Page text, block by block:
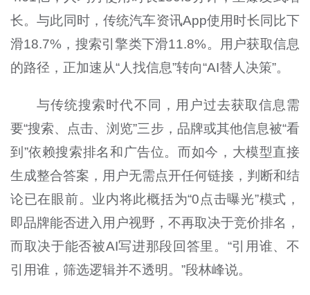
长。与此同时，传统汽车资讯App使用时长同比下
滑18.7%，搜索引擎类下滑11.8%。用户获取信息
的路径，正加速从“人找信息”转向“AI替人决策”。
与传统搜索时代不同，用户过去获取信息需
要“搜索、点击、浏览”三步，品牌或其他信息被“看
到”依赖搜索排名和广告位。而如今，大模型直接
生成整合答案，用户无需点开任何链接，判断和结
论已在眼前。业内将此概括为“0点击曝光”模式，
即品牌能否进入用户视野，不再取决于竞价排名，
而取决于能否被AI写进那段回答里。“引用谁、不
引用谁，筛选逻辑并不透明。”段林峰说。